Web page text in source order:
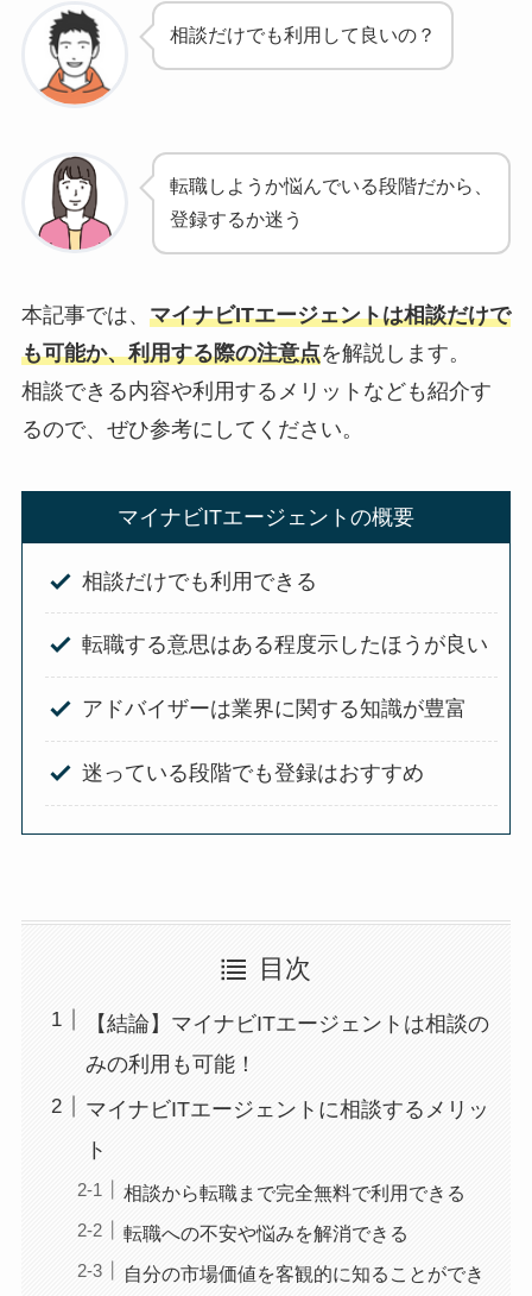
相談だけでも利用して良いの？
転職しようか悩んでいる段階だから、
登録するか迷う
本記事では、 マイナビITエージェントは相談だけで
も可能か、利用する際の注意点を解説します。
相談できる内容や利用するメリットなども紹介す
るので、ぜひ参考にしてください。
マイナビITエージェントの概要
相談だけでも利用できる
転職する意思はある程度示したほうが良い
アドバイザーは業界に関する知識が豊富
迷っている段階でも登録はおすすめ
目次
【結論】マイナビITエージェントは相談の
みの利用も可能！
マイナビITエージェントに相談するメリッ
ト
相談から転職まで完全無料で利用できる
転職への不安や悩みを解消できる
自分の市場価値を客観的に知ることができ